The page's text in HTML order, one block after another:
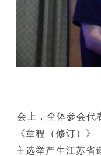
上，全体参会代表
《章程（修订）
主选举产生江苏省